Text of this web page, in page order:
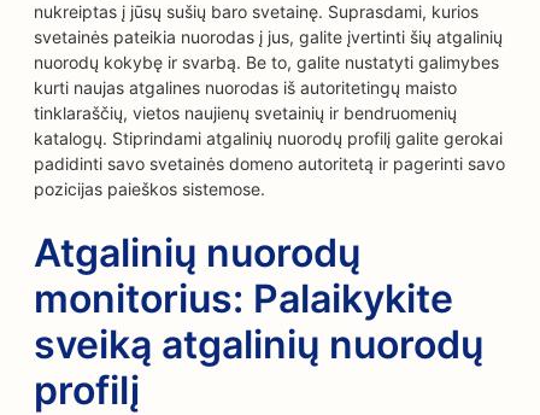
nukreiptas į jūsų sušių baro svetainę. Suprasdami, kurios
svetainės pateikia nuorodas į jus, galite įvertinti šių atgalinių
nuorodų kokybę ir svarbą. Be to, galite nustatyti galimybes
kurti naujas atgalines nuorodas iš autoritetingų maisto
tinklaraščių, vietos naujienų svetainių ir bendruomenių
katalogų. Stiprindami atgalinių nuorodų profilį galite gerokai
padidinti savo svetainės domeno autoritetą ir pagerinti savo
pozicijas paieškos sistemose.
Atgalinių nuorodų
monitorius: Palaikykite
sveiką atgalinių nuorodų
profilį